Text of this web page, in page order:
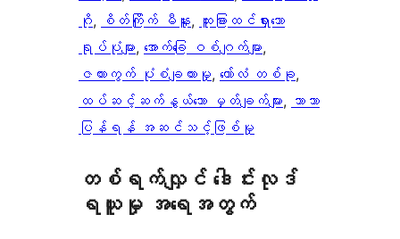
ဂို, စိတ်ကြိုက် မီနူး, ထူးခြားထင်ရှားသော
ရုပ်ပုံများ, အောက်ခြေ ဝစ်ဂျက်များ
ဇယားကွက် ပုံစံချထားမှု, ကော်လံ တစ်ခု
ထပ်ဆင့်ဆက်နွယ်သော မှတ်ချက်များ, ဘာသာ
ပြန်ရန် အဆင်သင့်ဖြစ်မှု
တစ်ရက်လျှင် ဒေါင်းလုဒ်
ရယူမှု အရေအတွက်